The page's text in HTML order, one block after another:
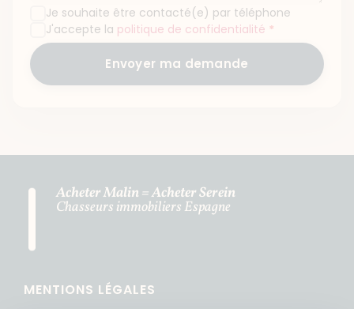
Je souhaite être contacté(e) par téléphone
J'accepte la politique de confidentialité *
Envoyer ma demande
Acheter Malin = Acheter Serein
Chasseurs immobiliers Espagne
MENTIONS LÉGALES